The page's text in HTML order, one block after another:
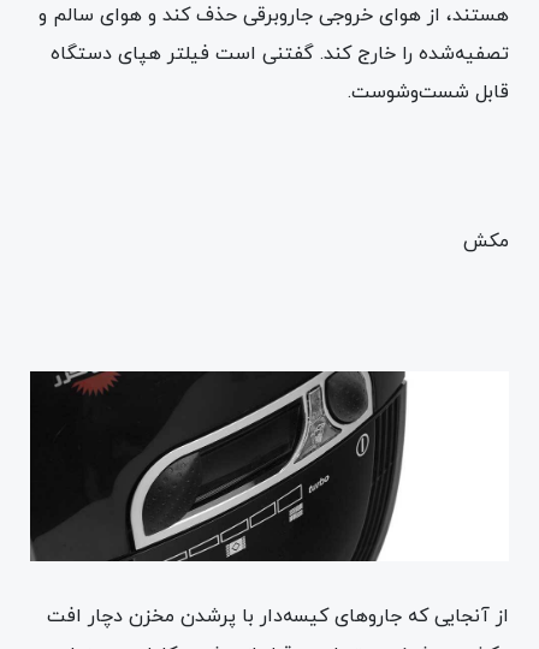
هستند، از هوای خروجی جاروبرقی حذف کند و هوای سالم و
تصفیه‌شده را خارج کند. گفتنی است فیلتر هپای دستگاه
قابل شست‌وشوست.
مکش
از آنجایی که جاروهای کیسه‌دار با پرشدن مخزن دچار افت